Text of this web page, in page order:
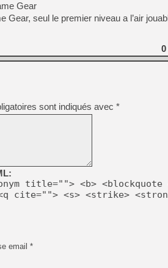
[LS] [PS5] ps5-y2jb-
[GK] Pourquoi Marvel
[GK] Test : Restory : Chill
[GK] GTA 6 : Rockstar
[GK] Hot Wheels Infinite
[GK] Mémoire cash -
[GK] Résultats Nintendo :
[GK] Déjà des
[Mo5] Brickboy cherche à
[GK] Minecraft et ses «
[GK] Beast of
[GK] Ubisoft : fin de partie
[GK] Mémoire cash -
[GK] Dan Houser (GTA)
[GK] Comment EA Sports
[GK] Crimson Moon : un
[GK] Isle of Reveries : le
[GK] Moonlighter 2 : The
[GK] Capcom relance
[Mo5] Deux inédits du
[GK] Le beat'em up The
Gear
seul le premier niveau a l’air
0
sont indiqués avec *
title=""> <b> <blockquote
cite=""> <s> <strike>
email *